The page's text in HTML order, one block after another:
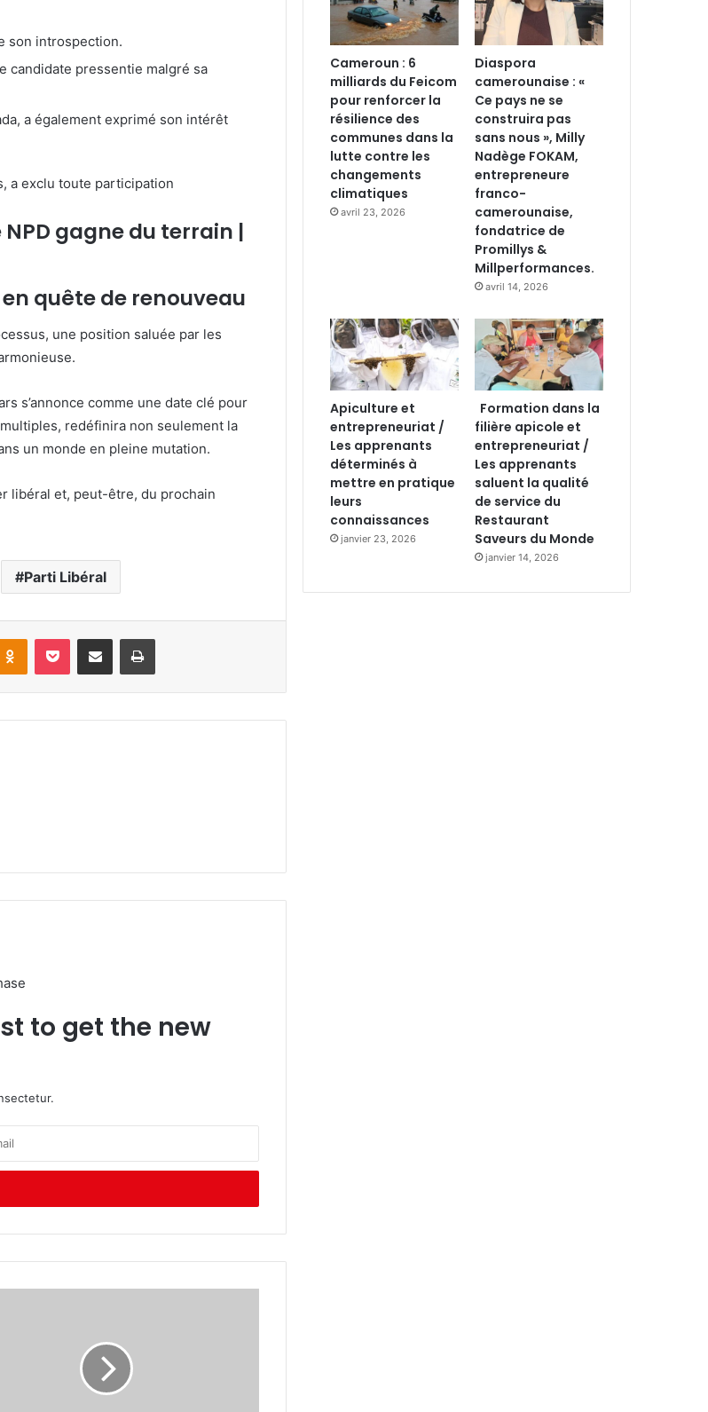
son introspection.
candidate pressentie malgré sa
a également exprimé son intérêt
a exclu toute participation
quête de renouveau
une position saluée par les
s’annonce comme une date clé pour
redéfinira non seulement la
un monde en pleine mutation.
libéral et, peut-être, du prochain
Parti Libéral
to get the new
Cameroun : 6
milliards du Feicom
pour renforcer la
résilience des
communes dans la
lutte contre les
changements
climatiques
avril 23, 2026
Diaspora
camerounaise : «
Ce pays ne se
construira pas
sans nous », Milly
Nadège FOKAM,
entrepreneure
franco-
camerounaise,
fondatrice de
Promillys &
Millperformances.
avril 14, 2026
Apiculture et
entrepreneuriat /
Les apprenants
déterminés à
mettre en pratique
leurs
connaissances
janvier 23, 2026
Formation dans la
filière apicole et
entrepreneuriat /
Les apprenants
saluent la qualité
de service du
Restaurant
Saveurs du Monde
janvier 14, 2026